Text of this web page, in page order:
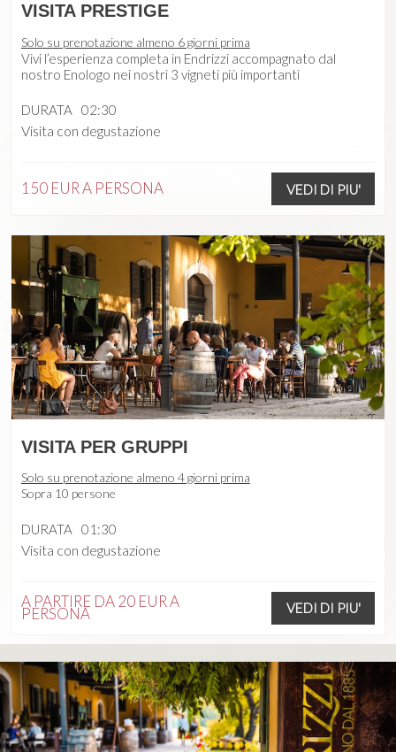
VISITA PRESTIGE
Visita con degustazione
Solo su prenotazione almeno 6 giorni prima
Vivi l’esperienza completa in Endrizzi accompagnato dal
nostro Enologo nei nostri 3 vigneti più importanti
DURATA 02:30
150 EURA PERSONA VEDI DI PIU'
VISITA PER GRUPPI
Visita con degustazione
Solo su prenotazione almeno 4 giorni prima
Sopra 10 persone
DURATA 01:30
A PARTIRE DA 20 EURA
PERSONA VEDI DI PIU'